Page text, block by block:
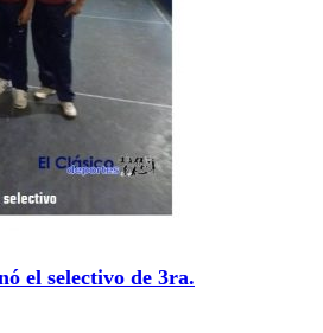
el selectivo de 3ra.